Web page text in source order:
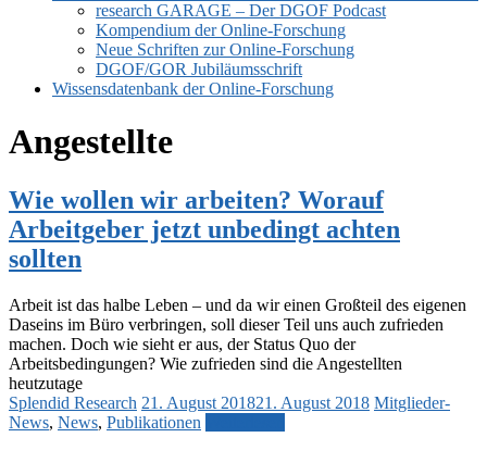
research GARAGE – Der DGOF Podcast
Kompendium der Online-Forschung
Neue Schriften zur Online-Forschung
DGOF/GOR Jubiläumsschrift
Wissensdatenbank der Online-Forschung
Angestellte
Wie wollen wir arbeiten? Worauf
Arbeitgeber jetzt unbedingt achten
sollten
Arbeit ist das halbe Leben – und da wir einen Großteil des eigenen
Daseins im Büro verbringen, soll dieser Teil uns auch zufrieden
machen. Doch wie sieht er aus, der Status Quo der
Arbeitsbedingungen? Wie zufrieden sind die Angestellten
heutzutage
Splendid Research 21. August 201821. August 2018 Mitglieder-
News, News, Publikationen